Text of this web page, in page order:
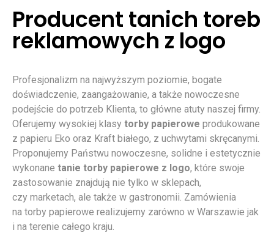
Producent tanich toreb
reklamowych z logo
Profesjonalizm na najwyższym poziomie, bogate
doświadczenie, zaangażowanie, a także nowoczesne
podejście do potrzeb Klienta, to główne atuty naszej firmy.
Oferujemy wysokiej klasy torby papierowe produkowane
z papieru Eko oraz Kraft białego, z uchwytami skręcanymi.
Proponujemy Państwu nowoczesne, solidne i estetycznie
wykonane tanie torby papierowe z logo, które swoje
zastosowanie znajdują nie tylko w sklepach,
czy marketach, ale także w gastronomii. Zamówienia
na torby papierowe realizujemy zarówno w Warszawie jak
i na terenie całego kraju.